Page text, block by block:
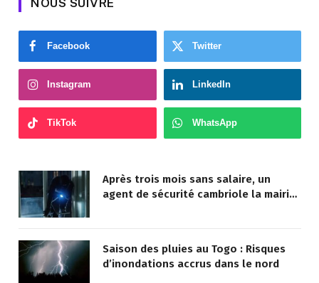
Facebook Twitter
Instagram LinkedIn
TikTok WhatsApp
Après trois mois sans salaire, un
agent de sécurité cambriole la mairie
Saison des pluies au Togo : Risques
d’inondations accrus dans le nord